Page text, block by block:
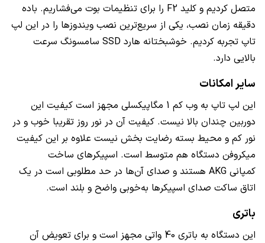
متصل کردیم و کلید F2 را برای تنظیمات بوت می‌فشاریم. باده
دقیقه زمان نصب، یکی از سریع‌ترین نصب ویندوزها را در این لپ
تاپ تجربه کردیم. خوشبختانه هارد SSD سامسونگ سرعت
بالایی دارد.
سایر امکانات
این لپ تاپ به وب کم 1 مگاپیکسلی مجهز است کیفیت این
دوربین چندان بالا نیست. کیفیت آن در نور روز تقریبا خوب و در
نور کم و محیط بسته رضایت بخش نیست علاوه بر این کیفیت
میکروفن دستگاه هم متوسط است. اسپیکرهای ساخت
کمپانی AKG هستند و صدای آن‌ها در حد مطلوبی است در یک
اتاق ساکت صدای اسپیکرها به‌خوبی واضح و بلند است.
باتری
این دستگاه به باتری 40 واتی مجهز است و برای تعویض آن